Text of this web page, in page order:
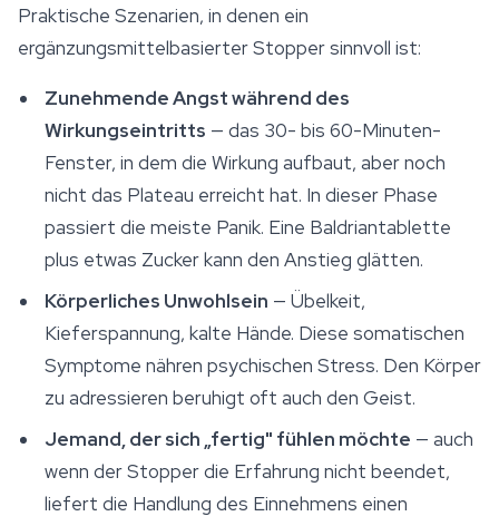
Praktische Szenarien, in denen ein
ergänzungsmittelbasierter Stopper sinnvoll ist:
Zunehmende Angst während des
Wirkungseintritts — das 30- bis 60-Minuten-
Fenster, in dem die Wirkung aufbaut, aber noch
nicht das Plateau erreicht hat. In dieser Phase
passiert die meiste Panik. Eine Baldriantablette
plus etwas Zucker kann den Anstieg glätten.
Körperliches Unwohlsein — Übelkeit,
Kieferspannung, kalte Hände. Diese somatischen
Symptome nähren psychischen Stress. Den Körper
zu adressieren beruhigt oft auch den Geist.
Jemand, der sich „fertig" fühlen möchte — auch
wenn der Stopper die Erfahrung nicht beendet,
liefert die Handlung des Einnehmens einen